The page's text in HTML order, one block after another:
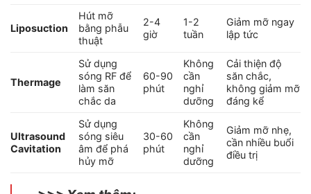
Liposuction
Hút mỡ
bằng phẫu
thuật
2-4
giờ
1-2
tuần
Giảm mỡ ngay
lập tức
Thermage
Sử dụng
sóng RF để
làm săn
chắc da
60-90
phút
Không
cần
nghỉ
dưỡng
Cải thiện độ
săn chắc,
không giảm mỡ
đáng kể
Ultrasound
Cavitation
Sử dụng
sóng siêu
âm để phá
hủy mỡ
30-60
phút
Không
cần
nghỉ
dưỡng
Giảm mỡ nhẹ,
cần nhiều buổi
điều trị